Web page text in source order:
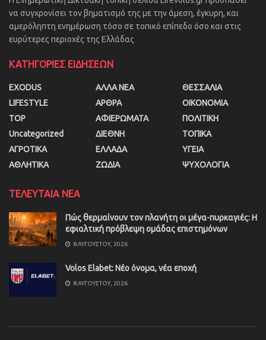
να συγχρονίσει τον βηματισμό της με την άμεση, έγκυρη, και
αμερόληπτη ενημέρωση τόσο σε τοπικό επίπεδο όσο και στις
ευρύτερες περιοχές της Ελλάδας
ΚΑΤΗΓΟΡΙΕΣ ΕΙΔΗΣΕΩΝ
EXODUS
LIFESTYLE
TOP
Uncategorized
ΑΓΡΟΤΙΚΑ
ΑΘΛΗΤΙΚΑ
ΑΛΛΑ ΝΕΑ
ΑΡΘΡΑ
ΑΦΙΕΡΩΜΑΤΑ
ΔΙΕΘΝΗ
ΕΛΛΑΔΑ
ΖΩΔΙΑ
ΘΕΣΣΑΛΙΑ
ΟΙΚΟΝΟΜΙΑ
ΠΟΛΙΤΙΚΗ
ΤΟΠΙΚΑ
ΥΓΕΙΑ
ΨΥΧΟΛΟΓΙΑ
ΤΕΛΕΥΤΑΙΑ ΝΕΑ
Πώς θερμαίνουν τον πλανήτη οι μέγα-πυρκαγιές: Η
εφιαλτική πρόβλεψη ομάδας επιστημόνων
8 ΑΥΓΟΎΣΤΟΥ, 2026
Volos Elabet: Νέο όνομα, νέα εποχή
8 ΑΥΓΟΎΣΤΟΥ, 2026